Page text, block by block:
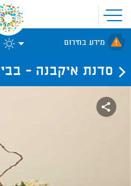
פתיחת
תפריט
אתר
לאתר
תל-אביב
מידע בחירום
סדנת איקבנה -